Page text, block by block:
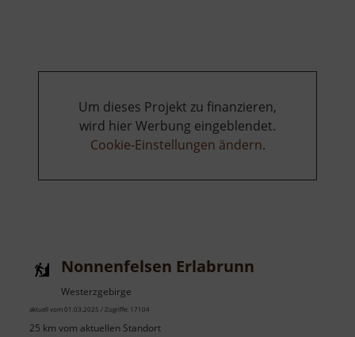
Um dieses Projekt zu finanzieren,
wird hier Werbung eingeblendet.
Cookie-Einstellungen ändern.
Nonnenfelsen Erlabrunn
Westerzgebirge
aktuell vom 01.03.2025 / Zugriffe: 17104
25 km vom aktuellen Standort